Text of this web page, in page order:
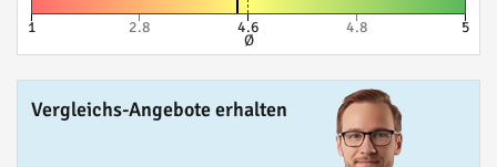
1 2.8 4.6
Ø
4.8 5
Vergleichs-Angebote erhalten